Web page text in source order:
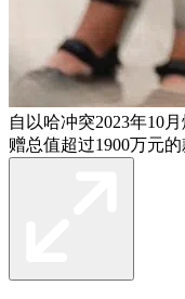
自以哈冲突2023年10
赠总值超过1900万元